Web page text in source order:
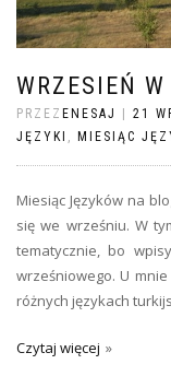
WRZESIEŃ
PRZEZ ENESAJ | 21
JĘZYKI
MIESIĄC
Miesiąc Języków na
się we wrześniu. W
tematycznie, bo
wrześniowego. U
różnych językach
Czytaj więcej